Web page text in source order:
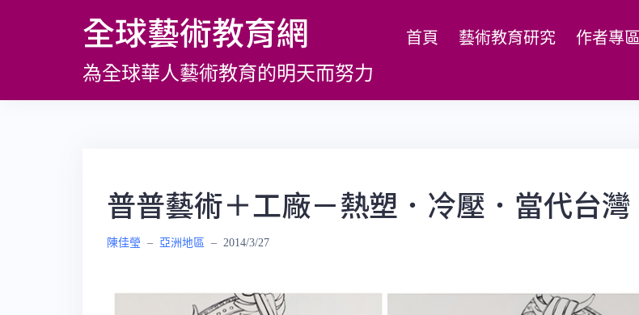
全球藝術教育網
為全球華人藝術教育的明天而努力
首頁 藝術教育研究 作者專區
普普藝術＋工廠－熱塑．冷壓．當代台灣
陳佳瑩 – 亞洲地區 – 2014/3/27